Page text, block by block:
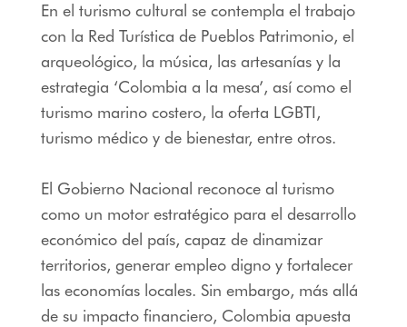
En el turismo cultural se contempla el trabajo
con la Red Turística de Pueblos Patrimonio, el
arqueológico, la música, las artesanías y la
estrategia ‘Colombia a la mesa’, así como el
turismo marino costero, la oferta LGBTI,
turismo médico y de bienestar, entre otros.
El Gobierno Nacional reconoce al turismo
como un motor estratégico para el desarrollo
económico del país, capaz de dinamizar
territorios, generar empleo digno y fortalecer
las economías locales. Sin embargo, más allá
de su impacto financiero, Colombia apuesta